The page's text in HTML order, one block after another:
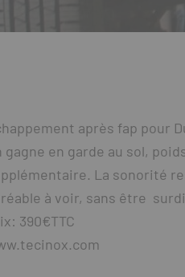
après fap pour
gagne en garde au sol,
La sonorité
à voir, sans être
390€TTC